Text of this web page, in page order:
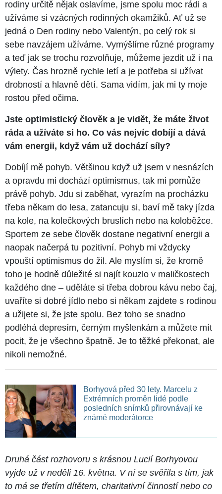
rodiny určitě nějak oslavíme, jsme spolu moc rádi a
užíváme si vzácných rodinných okamžiků. Ať už se
jedná o Den rodiny nebo Valentýn, po celý rok si
sebe navzájem užíváme. Vymýšlíme různé programy
a teď jak se trochu rozvolňuje, můžeme jezdit už i na
výlety. Čas hrozně rychle letí a je potřeba si užívat
drobností a hlavně dětí. Sama vidím, jak mi ty moje
rostou před očima.
Jste optimistický člověk a je vidět, že máte život
ráda a užíváte si ho. Co vás nejvíc dobíjí a dává
vám energii, když vám už dochází síly?
Dobíjí mě pohyb. Většinou když už jsem v nesnázích
a opravdu mi dochází optimismus, tak mi pomůže
právě pohyb. Jdu si zaběhat, vyrazím na procházku
třeba někam do lesa, zatancuju si, baví mě taky jízda
na kole, na kolečkových bruslích nebo na koloběžce.
Sportem ze sebe člověk dostane negativní energii a
naopak načerpá tu pozitivní. Pohyb mi vždycky
vpouští optimismus do žil. Ale myslím si, že kromě
toho je hodně důležité si najít kouzlo v maličkostech
každého dne – uděláte si třeba dobrou kávu nebo čaj,
uvaříte si dobré jídlo nebo si někam zajdete s rodinou
a užijete si, že jste spolu. Bez toho se snadno
podléhá depresím, černým myšlenkám a můžete mít
pocit, že je všechno špatně. Je to těžké překonat, ale
nikoli nemožné.
Borhyová před 30 lety. Marcelu z
Extrémních proměn lidé podle
posledních snímků přirovnávají ke
známé moderátorce
Druhá část rozhovoru s krásnou Lucií Borhyovou
vyjde už v neděli 16. května. V ní se svěřila s tím, jak
to má se třetím dítětem, charitativní činností nebo co